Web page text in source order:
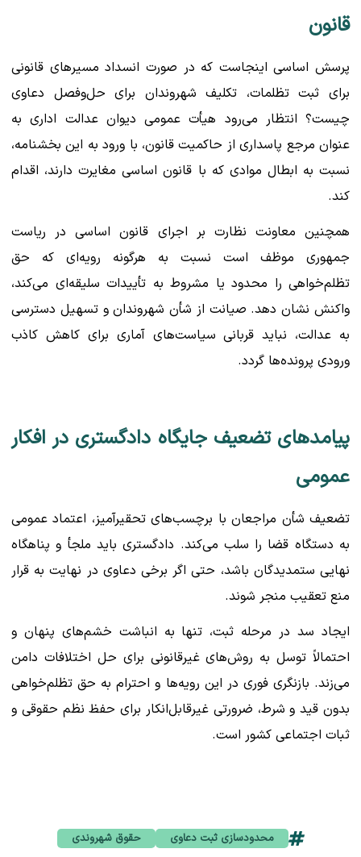
قانون
پرسش اساسی اینجاست که در صورت انسداد مسیرهای قانونی
برای ثبت تظلمات، تکلیف شهروندان برای حل‌وفصل دعاوی
چیست؟ انتظار می‌رود هیأت عمومی دیوان عدالت اداری به
عنوان مرجع پاسداری از حاکمیت قانون، با ورود به این بخشنامه،
نسبت به ابطال موادی که با قانون اساسی مغایرت دارند، اقدام
کند.
همچنین معاونت نظارت بر اجرای قانون اساسی در ریاست
جمهوری موظف است نسبت به هرگونه رویه‌ای که حق
تظلم‌خواهی را محدود یا مشروط به تأییدات سلیقه‌ای می‌کند،
واکنش نشان دهد. صیانت از شأن شهروندان و تسهیل دسترسی
به عدالت، نباید قربانی سیاست‌های آماری برای کاهش کاذب
ورودی پرونده‌ها گردد.
پیامدهای تضعیف جایگاه دادگستری در افکار
عمومی
تضعیف شأن مراجعان با برچسب‌های تحقیرآمیز، اعتماد عمومی
به دستگاه قضا را سلب می‌کند. دادگستری باید ملجأ و پناهگاه
نهایی ستمدیدگان باشد، حتی اگر برخی دعاوی در نهایت به قرار
منع تعقیب منجر شوند.
ایجاد سد در مرحله ثبت، تنها به انباشت خشم‌های پنهان و
احتمالاً توسل به روش‌های غیرقانونی برای حل اختلافات دامن
می‌زند. بازنگری فوری در این رویه‌ها و احترام به حق تظلم‌خواهی
بدون قید و شرط، ضرورتی غیرقابل‌انکار برای حفظ نظم حقوقی و
ثبات اجتماعی کشور است.
محدودسازی ثبت دعاوی حقوق شهروندی